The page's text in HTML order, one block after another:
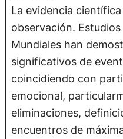
La evidencia
observación.
Mundiales han
significativos de
coincidiendo con
emocional,
eliminaciones,
encuentros de